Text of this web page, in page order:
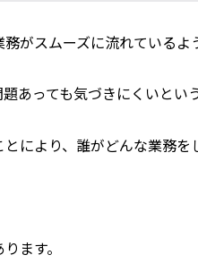
がスムーズに流れているよ
あっても気づきにくいとい
により、誰がどんな業務
ます。